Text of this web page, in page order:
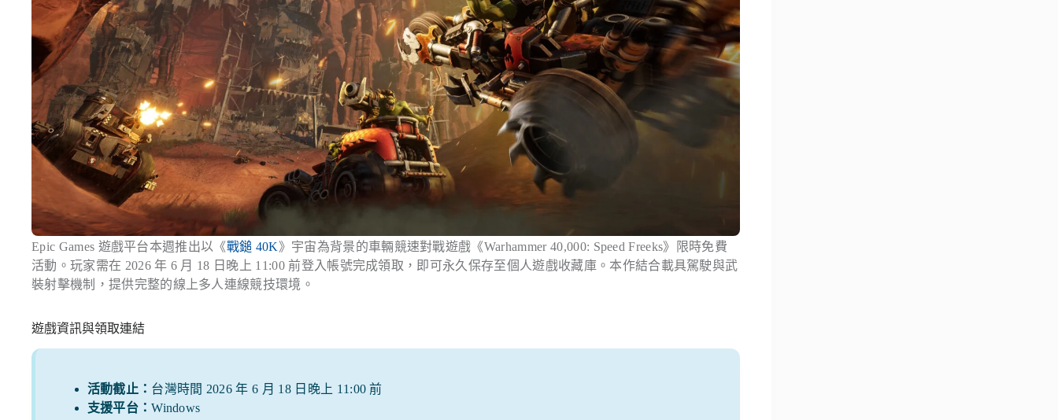
Epic Games 遊戲平台本週推出以《戰鎚 40K》宇宙為背景的車輛競速對戰遊戲《Warhammer 40,000: Speed Freeks》限時免費
活動。玩家需在 2026 年 6 月 18 日晚上 11:00 前登入帳號完成領取，即可永久保存至個人遊戲收藏庫。本作結合載具駕駛與武
裝射擊機制，提供完整的線上多人連線競技環境。
遊戲資訊與領取連結
活動截止： 台灣時間 2026 年 6 月 18 日晚上 11:00 前
支援平台：Windows